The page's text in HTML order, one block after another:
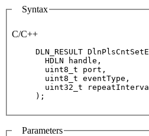
Syntax
C/C++
DLN_RESULT
  HDLN handle,
  uint8_t port,
  uint8_t eventType,
uint32_t
Parameters